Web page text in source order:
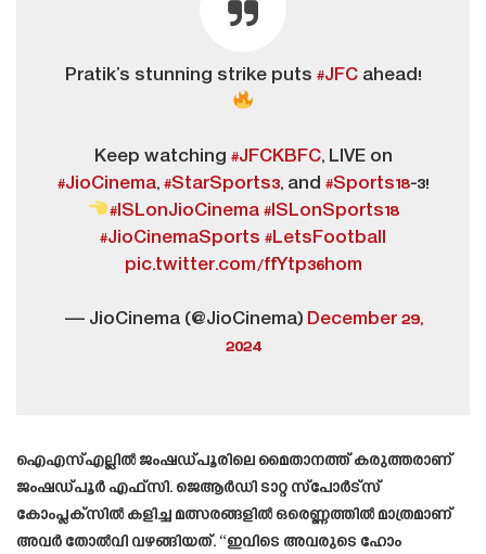
Pratik’s stunning strike puts #JFC ahead!
Keep watching #JFCKBFC, LIVE on
#JioCinema, #StarSports3, and #Sports18-3!
#ISLonJioCinema #ISLonSports18
#JioCinemaSports #LetsFootball
pic.twitter.com/ffYtp36hom
— JioCinema (@JioCinema) December 29,
2024
ഐഎസ്എല്ലിൽ ജംഷഡ്പൂരിലെ മൈതാനത്ത് കരുത്തരാണ്
ജംഷഡ്പൂർ എഫ്‌സി. ജെആർഡി ടാറ്റ സ്പോർട്സ്
കോംപ്ലക്സിൽ കളിച്ച മത്സരങ്ങളിൽ ഒരെണ്ണത്തിൽ മാത്രമാണ്
അവർ തോൽവി വഴങ്ങിയത്. “ഇവിടെ അവരുടെ ഹോം